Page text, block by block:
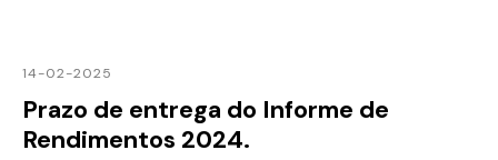
14-02-2025
Prazo de entrega do Informe de
Rendimentos 2024.